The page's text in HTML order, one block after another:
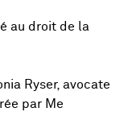
au droit de la
Ryser, avocate
par Me